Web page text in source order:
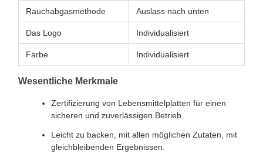
Rauchabgasmethode Auslass nach unten
Das Logo Individualisiert
Farbe Individualisiert
Wesentliche Merkmale
Zertifizierung von Lebensmittelplatten für einen
sicheren und zuverlässigen Betrieb
Leicht zu backen, mit allen möglichen Zutaten, mit
gleichbleibenden Ergebnissen.